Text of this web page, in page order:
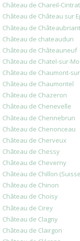
Château de Chareil-Cintrat
Château de Château sur
Château de Châteaubriant
Château de chateaudun
Château de Châteauneuf
Château de Chatel-sur-
Château de Chaumont-
Château de Chaumontel
Château de Chazeron
Château de Chenevelle
Château de Chennebrun
Château de Chenonceau
Château de Cherveux
Château de Chessy
Château de Cheverny
Château de Chillon
Château de Chinon
Château de Choisy
Château de Cirey
Château de Clagny
Château de Clairgon